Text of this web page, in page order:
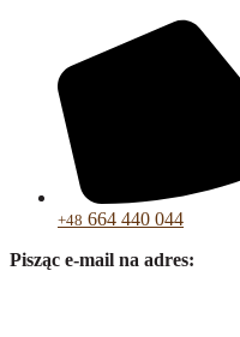
+48 664 440 044
Pisząc e-mail na adres: